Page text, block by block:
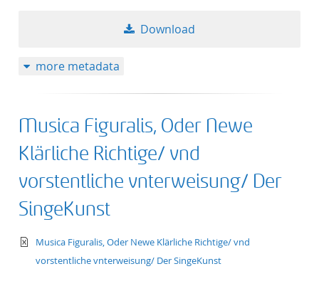
Download
more metadata
Musica Figuralis, Oder Newe
Klärliche Richtige/ vnd
vorstentliche vnterweisung/ Der
SingeKunst
text/xml
Musica Figuralis, Oder Newe Klärliche Richtige/ vnd
vorstentliche vnterweisung/ Der SingeKunst